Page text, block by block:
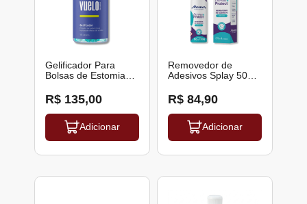
Gelificador Para
Bolsas de Estomia
R$ 135,00
Adicionar
Removedor de
Adesivos Splay 50
R$ 84,90
Adicionar